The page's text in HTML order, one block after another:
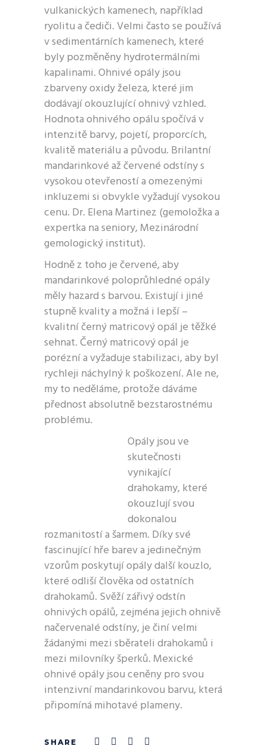
vulkanických kamenech, například
ryolitu a čediči. Velmi často se používá
v sedimentárních kamenech, které
byly pozměněny hydrotermálními
kapalinami. Ohnivé opály jsou
zbarveny oxidy železa, které jim
dodávají okouzlující ohnivý vzhled.
Hodnota ohnivého opálu spočívá v
intenzitě barvy, pojetí, proporcích,
kvalitě materiálu a původu. Brilantní
mandarinkové až červené odstíny s
vysokou otevřeností a omezenými
inkluzemi si obvykle vyžadují vysokou
cenu. Dr. Elena Martinez (gemoložka a
expertka na seniory, Mezinárodní
gemologický institut).
Hodně z toho je červené, aby
mandarinkové poloprůhledné opály
měly hazard s barvou. Existují i ​​jiné
stupně kvality a možná i lepší –
kvalitní černý matricový opál je těžké
sehnat. Černý matricový opál je
porézní a vyžaduje stabilizaci, aby byl
rychleji náchylný k poškození. Ale ne,
my to neděláme, protože dáváme
přednost absolutně bezstarostnému
problému.
Opály jsou ve
skutečnosti
vynikající
drahokamy, které
okouzlují svou
dokonalou
rozmanitostí a šarmem. Díky své
fascinující hře barev a jedinečným
vzorům poskytují opály další kouzlo,
které odliší člověka od ostatních
drahokamů. Svěží zářivý odstín
ohnivých opálů, zejména jejich ohnivě
načervenalé odstíny, je činí velmi
žádanými mezi sběrateli drahokamů i
mezi milovníky šperků. Mexické
ohnivé opály jsou ceněny pro svou
intenzivní mandarinkovou barvu, která
připomíná mihotavé plameny.